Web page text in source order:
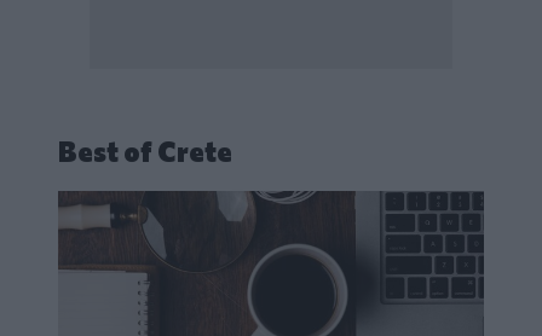
Best of Crete